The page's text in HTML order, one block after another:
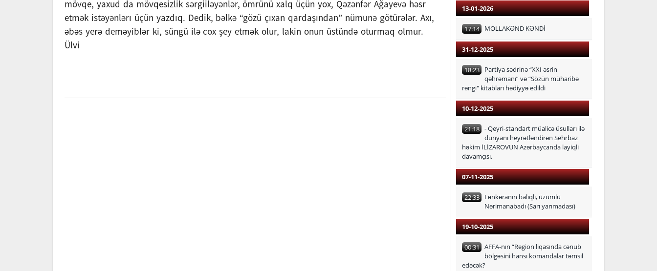
mövqe, yaxud da mövqesizlik sərgiiləyənlər, ömrünü xalq üçün yox, Qəzənfər Ağayevə həsr
etmək istəyənlərı üçün yazdıq. Dedik, bəlkə “gözü çıxan qardaşından” nümunə götürələr. Axı,
əbəs yerə deməyiblər ki, süngü ilə cox şey etmək olur, lakin onun üstündə oturmaq olmur.
Ülvi
13-01-2026
17:14 MOLLAKƏND KƏNDİ
31-12-2025
18:23
Partiya sədrinə “XXI əsrin
qəhrəmanı” və “Sözün müharibə
rəngi" kitabları hədiyyə edildi
10-12-2025
21:18 - Qeyri-standart müalicə üsulları ilə
dünyanı heyrətləndirən Sehrbaz
həkim İLİZAROVUN Azərbaycanda layiqli
davamçısı,
07-11-2025
22:33
Lənkəranın balıqlı, üzümlü
Nərimanabadı (Sarı yarımadası)
19-10-2025
00:31 AFFA-nın “Region liqasında cənub
bölgəsini hansı komandalar təmsil
edəcək?